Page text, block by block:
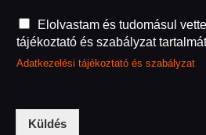
1
g
d
r
Elolvastam és tudomásul
tájékoztató és szabályzat
Adatkezelési tájékoztató és szabályzat
Küldés